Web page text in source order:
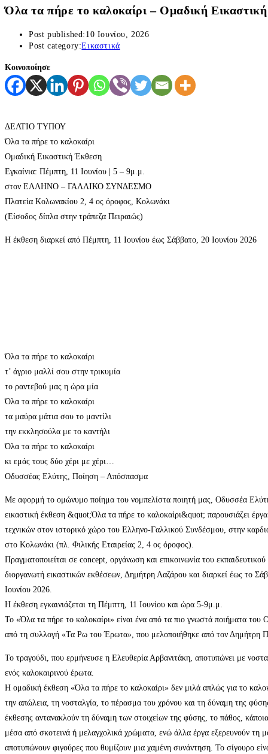
Όλα τα πήρε το καλοκαίρι – Ομαδική
Post published: 10 Ιουνίου, 2026
Post category:Εικαστικά
Κοινοποίησε
ΔΕΛΤΙΟ ΤΥΠΟΥ
Όλα τα πήρε το καλοκαίρι
Ομαδική Εικαστική Έκθεση
Εγκαίνια: Πέμπτη, 11 Ιουνίου | 5 – 9μ.μ.
στον ΕΛΛΗΝΟ – ΓΑΛΛΙΚΟ ΣΥΝΔΕΣΜΟ
Πλατεία Κολωνακίου 2, 4 ος όροφος, Κολωνάκι
(Είσοδος δίπλα στην τράπεζα Πειραιώς)
Η έκθεση διαρκεί από Πέμπτη, 11 Ιουνίου έως Σάββατο, 20 Ιουνίου 2026
Όλα τα πήρε το καλοκαίρι
τ’ άγριο μαλλί σου στην τρικυμία
το ραντεβού μας η ώρα μία
Όλα τα πήρε το καλοκαίρι
τα μαύρα μάτια σου το μαντίλι
την εκκλησούλα με το καντήλι
Όλα τα πήρε το καλοκαίρι
κι εμάς τους δύο χέρι με χέρι…
Oδυσσέας Ελύτης, Ποίηση – Απόσπασμα
Με αφορμή το ομώνυμο ποίημα του νομπελίστα ποιητή μας, Οδυσσέα
εικαστική έκθεση &quot;Όλα τα πήρε το καλοκαίρι&quot; παρουσιάζει
τεχνικών στον ιστορικό χώρο του Ελληνο-Γαλλικού Συνδέσμου, στην
στο Κολωνάκι (πλ. Φιλικής Εταιρείας 2, 4 ος όροφος).
Πραγματοποιείται σε concept, οργάνωση και επικοινωνία του εκπαιδευτικού
διοργανωτή εικαστικών εκθέσεων, Δημήτρη Λαζάρου και διαρκεί έως το
Ιουνίου 2026.
Η έκθεση εγκαινιάζεται τη Πέμπτη, 11 Ιουνίου και ώρα 5-9μ.μ.
Το «Όλα τα πήρε το καλοκαίρι» είναι ένα από τα πιο γνωστά ποιήματα
από τη συλλογή «Τα Ρω του Έρωτα», που μελοποιήθηκε από τον Δημήτρη
Το τραγούδι, που ερμήνευσε η Ελευθερία Αρβανιτάκη, αποτυπώνει με
ενός καλοκαιρινού έρωτα.
Η ομαδική έκθεση «Όλα τα πήρε το καλοκαίρι» δεν μιλά απλώς για το
την απώλεια, τη νοσταλγία, το πέρασμα του χρόνου και τη δύναμη της
έκθεσης αντανακλούν τη δύναμη των στοιχείων της φύσης, το πάθος,
μέσα από σκοτεινά ή μελαγχολικά χρώματα, ενώ άλλα έργα εξερευνούν τη
αποτυπώνουν φιγούρες που θυμίζουν μια χαμένη συνάντηση. Το σίγουρο